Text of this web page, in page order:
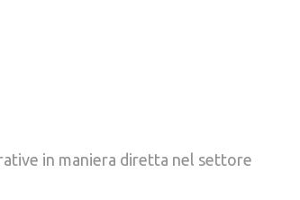
in maniera diretta nel settore